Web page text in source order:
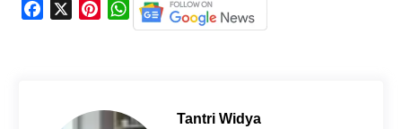
W
h
A
Tantri Widya